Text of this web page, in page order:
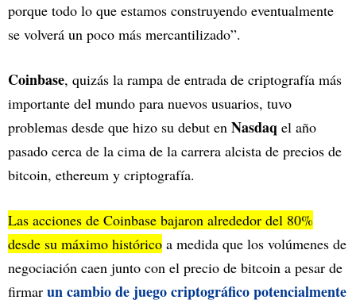
porque todo lo que estamos construyendo eventualmente
se volverá un poco más mercantilizado”.
Coinbase, quizás la rampa de entrada de criptografía más
importante del mundo para nuevos usuarios, tuvo
problemas desde que hizo su debut en Nasdaq el año
pasado cerca de la cima de la carrera alcista de precios de
bitcoin, ethereum y criptografía.
Las acciones de Coinbase bajaron alrededor del 80%
desde su máximo histórico a medida que los volúmenes de
negociación caen junto con el precio de bitcoin a pesar de
firmar un cambio de juego criptográfico potencialmente